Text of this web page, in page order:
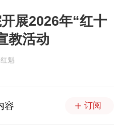
展2026年“红十
教活动
魁
容 订阅